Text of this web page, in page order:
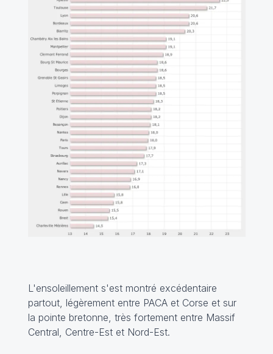
L'ensoleillement s'est montré excédentaire
partout, légèrement entre PACA et Corse et sur
la pointe bretonne, très fortement entre Massif
Central, Centre-Est et Nord-Est.